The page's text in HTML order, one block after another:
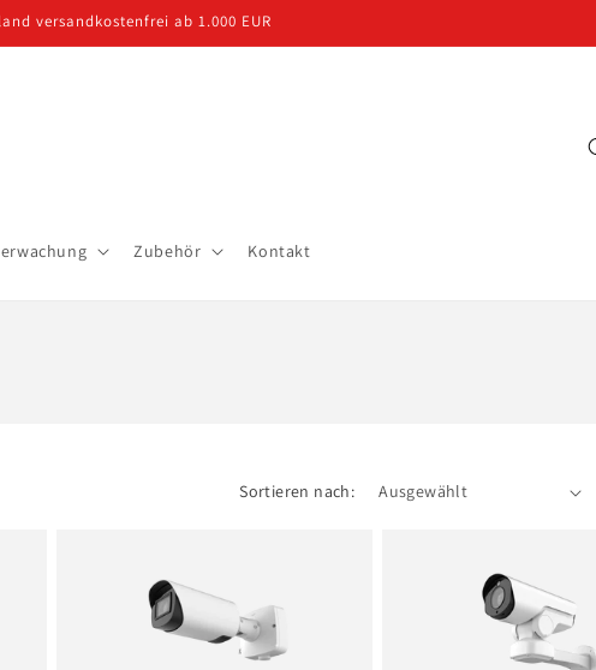
versandkostenfrei ab 1.000 EUR
Zubehör Kontakt
Sortieren nach: